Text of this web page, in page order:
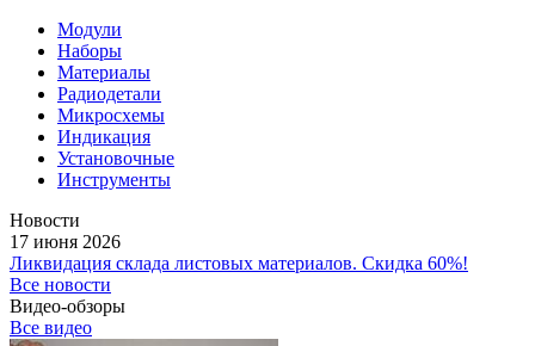
Модули
Наборы
Материалы
Радиодетали
Микросхемы
Индикация
Установочные
Инструменты
Новости
17 июня 2026
Ликвидация склада листовых материалов. Скидка 60%!
Все новости
Видео-обзоры
Все видео